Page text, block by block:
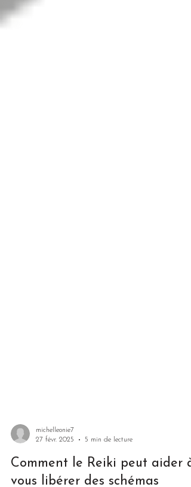
michelleonie7
27 févr. 2025
5 min de lecture